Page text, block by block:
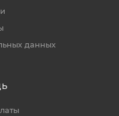
данных